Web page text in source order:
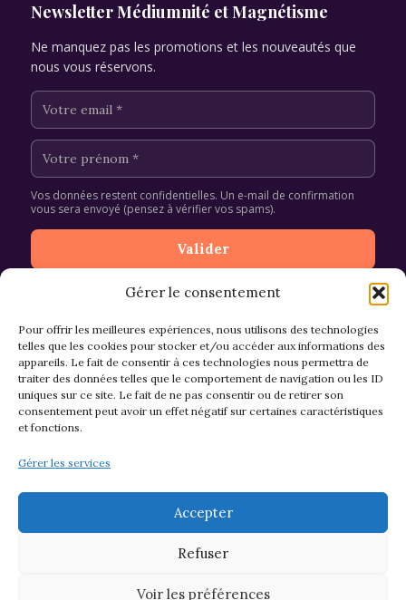
Gérer le consentement
Pour offrir les meilleures expériences, nous utilisons des technologies
telles que les cookies pour stocker et/ou accéder aux informations des
appareils. Le fait de consentir à ces technologies nous permettra de
traiter des données telles que le comportement de navigation ou les ID
uniques sur ce site. Le fait de ne pas consentir ou de retirer son
consentement peut avoir un effet négatif sur certaines caractéristiques
et fonctions.
Gérer les services
Accepter
Refuser
Voir les préférences
Newsletter Médiumnité et Magnétisme
Ne manquez pas les promotions et les nouveautés que
nous vous réservons.
Vos données restent confidentielles. Un e-mail de confirmation
vous sera envoyé (pensez à vérifier vos spams).
CGV et Retours
Mentions légales & confidentialité